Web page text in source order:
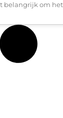
belangrijk om